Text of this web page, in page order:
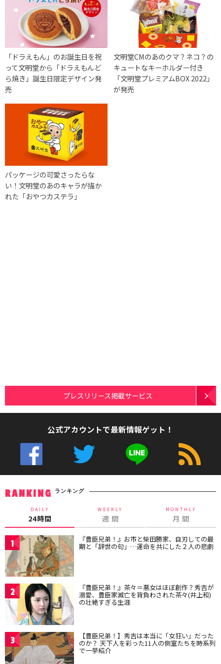
「ドラえもん」のお誕生日を祝
って文明堂から「ドラえもんど
ら焼き」誕生日限定デザイン発
売
文明堂CMのあのクマ？ネコ？の
キュートなキーホルダー付き
「文明堂プレミアムBOX 2022」
が発売
パッケージの可愛さったらな
い！文明堂のあのキャラが描か
れた「おやつカステラ」
プレスリリース掲載サービス
公式アカウントで最新情報ゲット！
RANKING ランキング
DAILY
24時間
WEEKLY
週 間
MONTHLY
月 間
1 『豊臣兄弟！』お市と柴田勝家、自刃しての最
期と「辞世の句」…運命を共にした２人の悲劇
2 『豊臣兄弟！』茶々＝悪女はほぼ創作？秀吉が
溺愛、豊臣家滅亡を背負わされた茶々(井上和)
の壮絶すぎる生涯
3 【豊臣兄弟！】秀吉は本当に「女狂い」だった
のか？ 天下人を彩った11人の側室たちを時系列
で一挙紹介